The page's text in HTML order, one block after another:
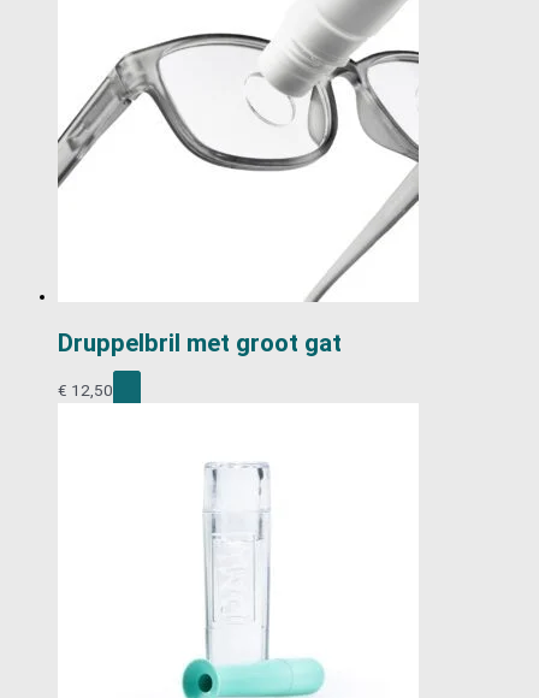
Druppelbril met groot gat
€ 12,50